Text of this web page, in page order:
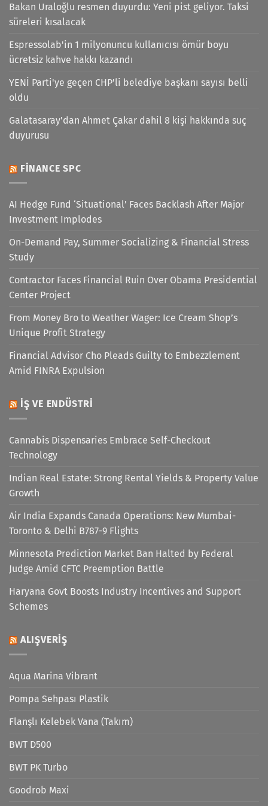
Bakan Uraloğlu resmen duyurdu: Yeni pist geliyor. Taksi
süreleri kısalacak
Espressolab'in 1 milyonuncu kullanıcısı ömür boyu
ücretsiz kahve hakkı kazandı
YENİ Parti'ye geçen CHP'li belediye başkanı sayısı belli
oldu
Galatasaray'dan Ahmet Çakar dahil 8 kişi hakkında suç
duyurusu
FINANCE SPC
AI Hedge Fund ‘Situational’ Faces Backlash After Major
Investment Implodes
On-Demand Pay, Summer Socializing & Financial Stress
Study
Contractor Faces Financial Ruin Over Obama Presidential
Center Project
From Money Bro to Weather Wager: Ice Cream Shop’s
Unique Profit Strategy
Financial Advisor Cho Pleads Guilty to Embezzlement
Amid FINRA Expulsion
İŞ VE ENDÜSTRI
Cannabis Dispensaries Embrace Self-Checkout
Technology
Indian Real Estate: Strong Rental Yields & Property Value
Growth
Air India Expands Canada Operations: New Mumbai-
Toronto & Delhi B787-9 Flights
Minnesota Prediction Market Ban Halted by Federal
Judge Amid CFTC Preemption Battle
Haryana Govt Boosts Industry Incentives and Support
Schemes
ALIŞVERIŞ
Aqua Marina Vibrant
Pompa Sehpası Plastik
Flanşlı Kelebek Vana (Takım)
BWT D500
BWT PK Turbo
Goodrob Maxi